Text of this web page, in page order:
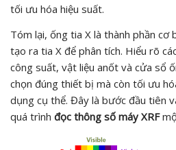
tối ưu hóa hiệu suất.
Tóm lại, ống tia X là thành phần cơ
tạo ra tia X để phân tích. Hiểu rõ
công suất, vật liệu anốt và cửa sổ
chọn đúng thiết bị mà còn tối ưu
dụng cụ thể. Đây là bước đầu tiên
quá trình đọc thông số máy XRF